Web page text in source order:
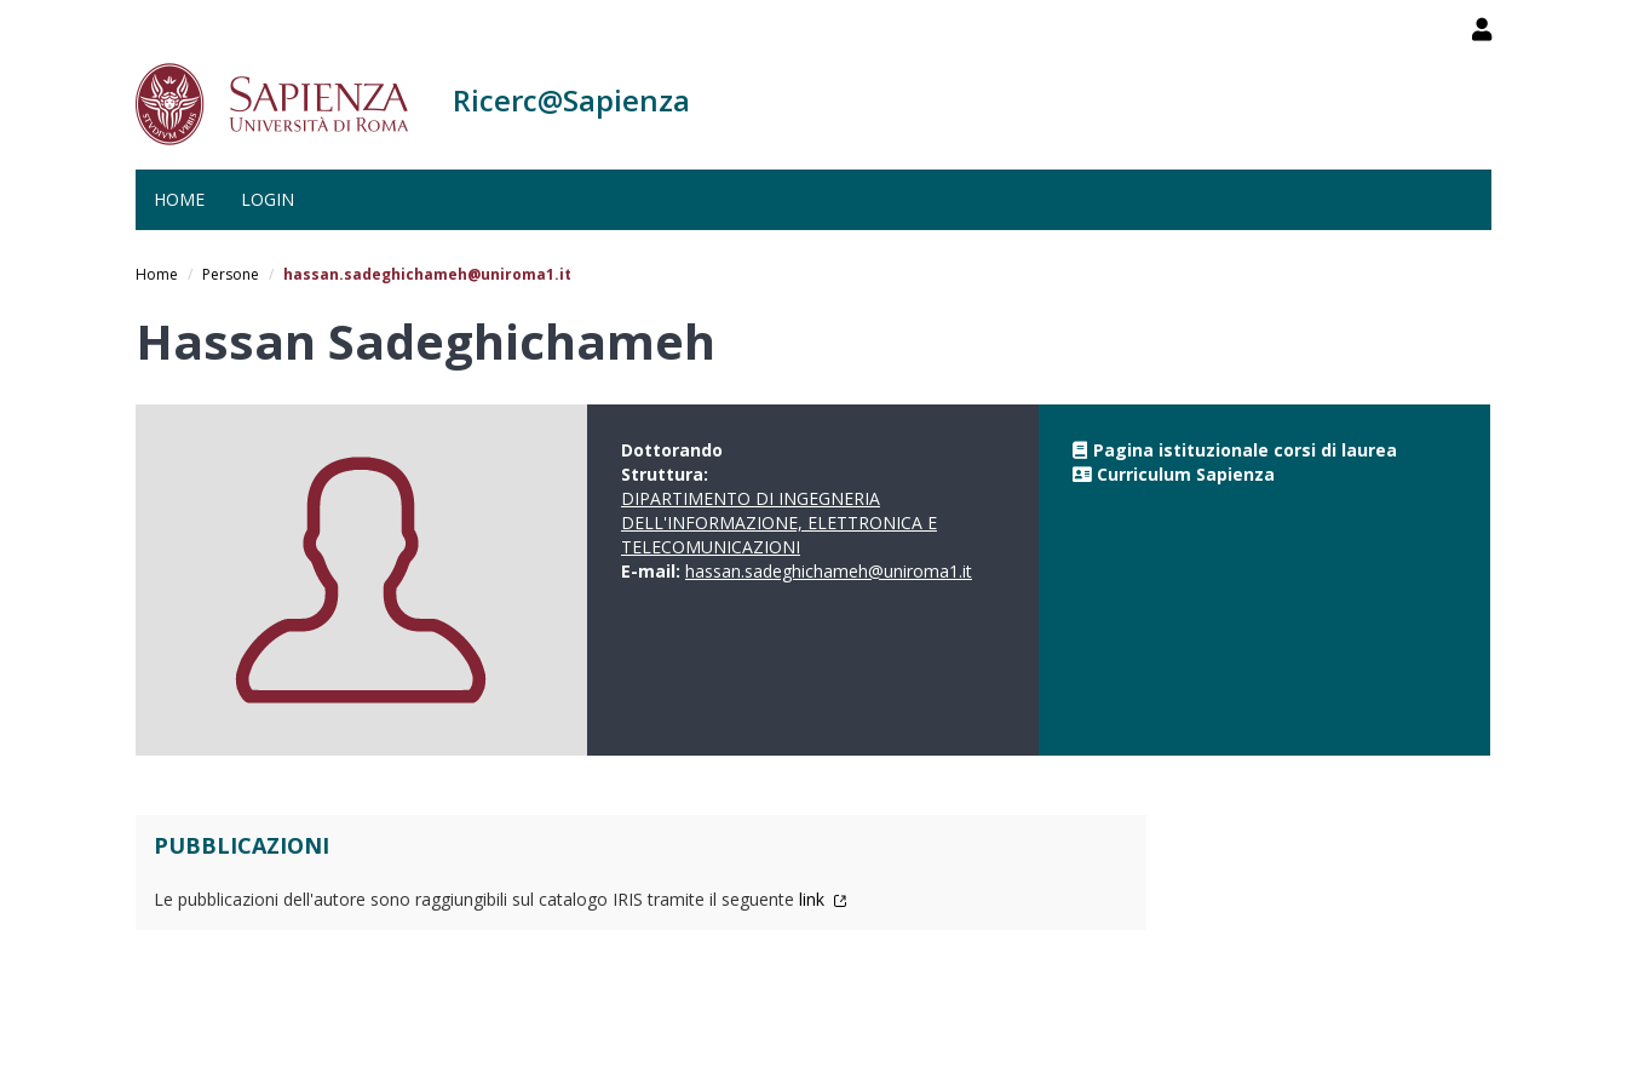
Ricerc@Sapienza
HOME LOGIN
Home Persone hassan.sadeghichameh@uniroma1.it
Hassan Sadeghichameh
Dottorando
Struttura:
DIPARTIMENTO DI INGEGNERIA
DELL'INFORMAZIONE, ELETTRONICA E
TELECOMUNICAZIONI
E-mail: hassan.sadeghichameh@uniroma1.it
Pagina istituzionale corsi di laurea
Curriculum Sapienza
PUBBLICAZIONI
Le pubblicazioni dell'autore sono raggiungibili sul catalogo IRIS tramite il seguente link